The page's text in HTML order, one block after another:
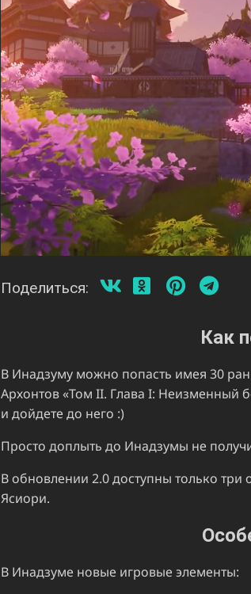
Поделиться:
Как
В Инадзуму можно попасть имея 30
Архонтов «Том II. Глава I: Неизменный
и дойдете до него :)
Просто доплыть до Инадзумы не
В обновлении 2.0 доступны только
Ясиори.
В Инадзуме новые игровые элементы: